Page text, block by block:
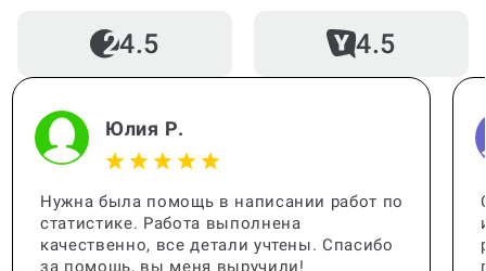
Когда и как нужно оплачивать
заказ?
4.5 4.5
Юлия Р.
Нужна была помощь в написании работ по
статистике. Работа выполнена
качественно, все детали учтены. Спасибо
за помощь, вы меня выручили!